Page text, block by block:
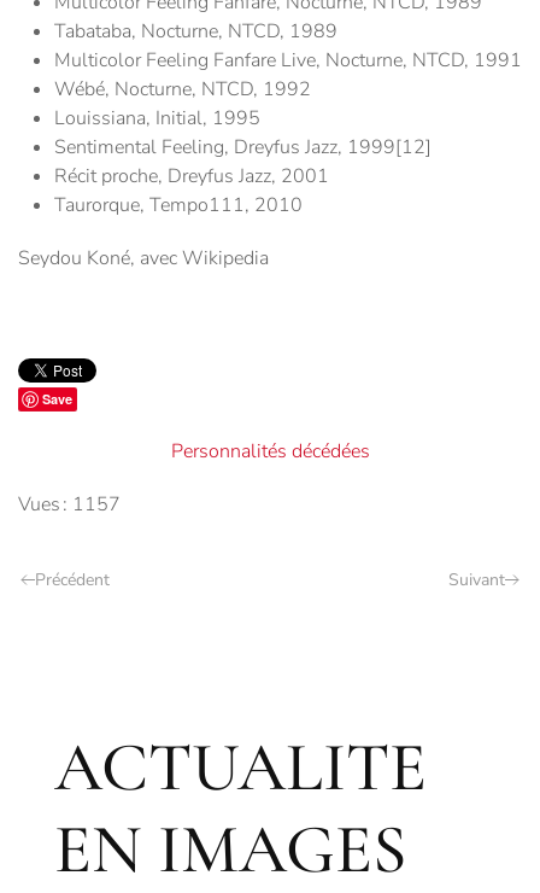
Tabataba, Nocturne, NTCD, 1989
Multicolor Feeling Fanfare Live, Nocturne, NTCD, 1991
Wébé, Nocturne, NTCD, 1992
Louissiana, Initial, 1995
Sentimental Feeling, Dreyfus Jazz, 1999[12]
Récit proche, Dreyfus Jazz, 2001
Taurorque, Tempo111, 2010
Seydou Koné, avec Wikipedia
Save
Personnalités décédées
Vues : 1157
Précédent Suivant
ACTUALITE
EN IMAGES